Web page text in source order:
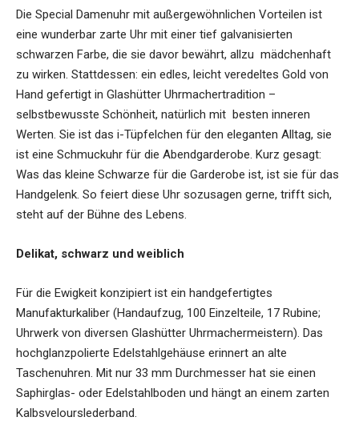
Die Special Damenuhr mit außergewöhnlichen Vorteilen ist
eine wunderbar zarte Uhr mit einer tief galvanisierten
schwarzen Farbe, die sie davor bewährt, allzu mädchenhaft
zu wirken. Stattdessen: ein edles, leicht veredeltes Gold von
Hand gefertigt in Glashütter Uhrmachertradition –
selbstbewusste Schönheit, natürlich mit besten inneren
Werten. Sie ist das i-Tüpfelchen für den eleganten Alltag, sie
ist eine Schmuckuhr für die Abendgarderobe. Kurz gesagt:
Was das kleine Schwarze für die Garderobe ist, ist sie für das
Handgelenk. So feiert diese Uhr sozusagen gerne, trifft sich,
steht auf der Bühne des Lebens.
Delikat, schwarz und weiblich
Für die Ewigkeit konzipiert ist ein handgefertigtes
Manufakturkaliber (Handaufzug, 100 Einzelteile, 17 Rubine;
Uhrwerk von diversen Glashütter Uhrmachermeistern). Das
hochglanzpolierte Edelstahlgehäuse erinnert an alte
Taschenuhren. Mit nur 33 mm Durchmesser hat sie einen
Saphirglas- oder Edelstahlboden und hängt an einem zarten
Kalbsvelourslederband.